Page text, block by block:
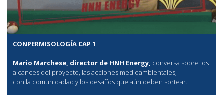
CONPERMISOLOGÍA CAP 1
Mario Marchese, director de HNH Energy, conversa sobre los
alcances del proyecto, las acciones medioambientales,
con la comunidadad y los desafíos que aún deben sortear.